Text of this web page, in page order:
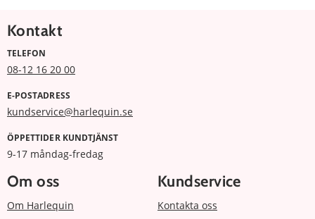
Kontakt
TELEFON
08-12 16 20 00
E-POSTADRESS
kundservice@harlequin.se
ÖPPETTIDER KUNDTJÄNST
9-17 måndag-fredag
Om oss
Om Harlequin
Kundservice
Kontakta oss